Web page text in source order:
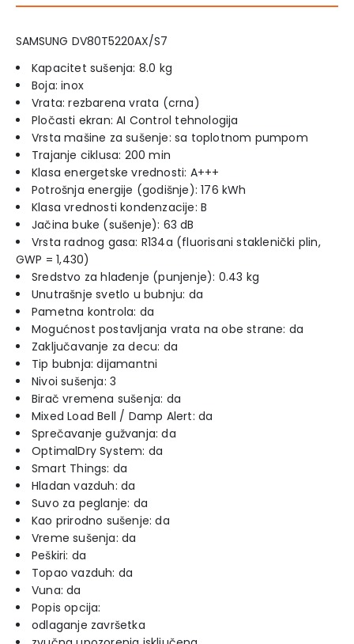
SAMSUNG DV80T5220AX/S7
Kapacitet sušenja: 8.0 kg
Boja: inox
Vrata: rezbarena vrata (crna)
Pločasti ekran: AI Control tehnologija
Vrsta mašine za sušenje: sa toplotnom pumpom
Trajanje ciklusa: 200 min
Klasa energetske vrednosti: A+++
Potrošnja energije (godišnje): 176 kWh
Klasa vrednosti kondenzacije: B
Jačina buke (sušenje): 63 dB
Vrsta radnog gasa: R134a (fluorisani staklenički plin,
GWP = 1,430)
Sredstvo za hlađenje (punjenje): 0.43 kg
Unutrašnje svetlo u bubnju: da
Pametna kontrola: da
Mogućnost postavljanja vrata na obe strane: da
Zaključavanje za decu: da
Tip bubnja: dijamantni
Nivoi sušenja: 3
Birač vremena sušenja: da
Mixed Load Bell / Damp Alert: da
Sprečavanje gužvanja: da
OptimalDry System: da
Smart Things: da
Hladan vazduh: da
Suvo za peglanje: da
Kao prirodno sušenje: da
Vreme sušenja: da
Peškiri: da
Topao vazduh: da
Vuna: da
Popis opcija:
odlaganje završetka